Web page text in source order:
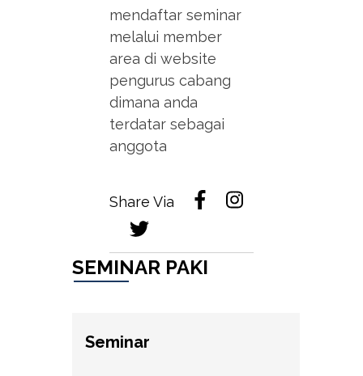
mendaftar seminar
melalui member
area di website
pengurus cabang
dimana anda
terdatar sebagai
anggota
Share Via
SEMINAR PAKI
Seminar